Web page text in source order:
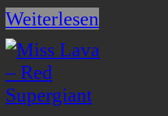
Weiterlesen